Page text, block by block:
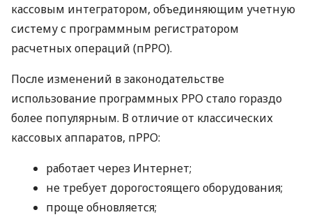
кассовым интегратором, объединяющим учетную
систему с программным регистратором
расчетных операций (пРРО).
После изменений в законодательстве
использование программных РРО стало гораздо
более популярным. В отличие от классических
кассовых аппаратов, пРРО:
работает через Интернет;
не требует дорогостоящего оборудования;
проще обновляется;